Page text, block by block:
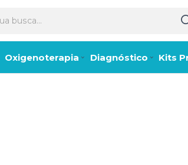
Oxigenoterapia Diagnóstico Kits